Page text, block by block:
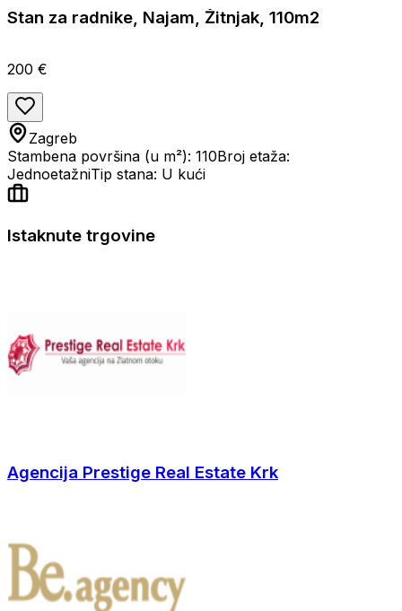
Stan za radnike, Najam, Žitnjak, 110m2
200 €
Zagreb
Stambena površina (u m²): 110Broj etaža:
JednoetažniTip stana: U kući
Istaknute trgovine
Agencija Prestige Real Estate Krk